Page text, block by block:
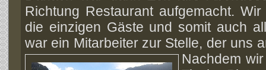
Richtung Restaurant aufgemacht.
die einzigen Gäste und somit auch
war ein Mitarbeiter zur Stelle, der uns
Nachdem